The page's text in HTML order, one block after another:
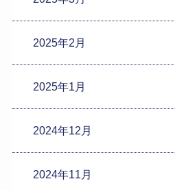
2025年2月
2025年1月
2024年12月
2024年11月